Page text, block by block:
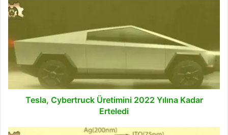
Tesla,
Cybertruck
Yılına
Kadar
Erteledi
Tesla, Cybertruck Üretimini 2022 Yılına Kadar
Erteledi
Heterojunction